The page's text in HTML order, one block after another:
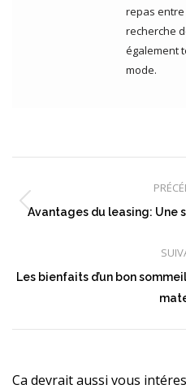
repas entre
recherche
également
mode.
article
:
Avantages du leasing: Une
:
Les bienfaits d’un bon
Ca devrait aussi vous